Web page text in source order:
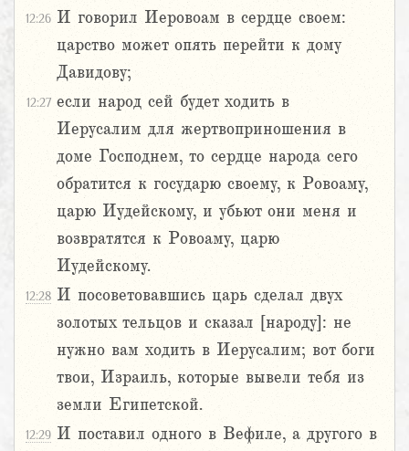
12:26 И говорил Иеровоам в сердце своем:
царство может опять перейти к дому
Давидову;
12:27 если народ сей будет ходить в
Иерусалим для жертвоприношения в
доме Господнем, то сердце народа сего
обратится к государю своему, к Ровоаму,
царю Иудейскому, и убьют они меня и
возвратятся к Ровоаму, царю
Иудейскому.
12:28 И посоветовавшись царь сделал двух
золотых тельцов и сказал [народу]: не
нужно вам ходить в Иерусалим; вот боги
твои, Израиль, которые вывели тебя из
земли Египетской.
12:29 И поставил одного в Вефиле, а другого в